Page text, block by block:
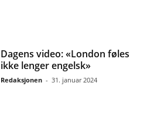
Dagens video: «London føles
ikke lenger engelsk»
Redaksjonen - 31. januar 2024